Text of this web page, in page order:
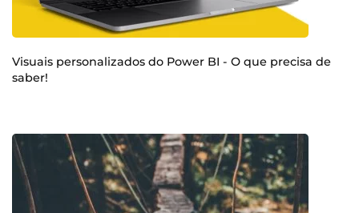
Visuais personalizados do Power BI - O que precisa de
saber!